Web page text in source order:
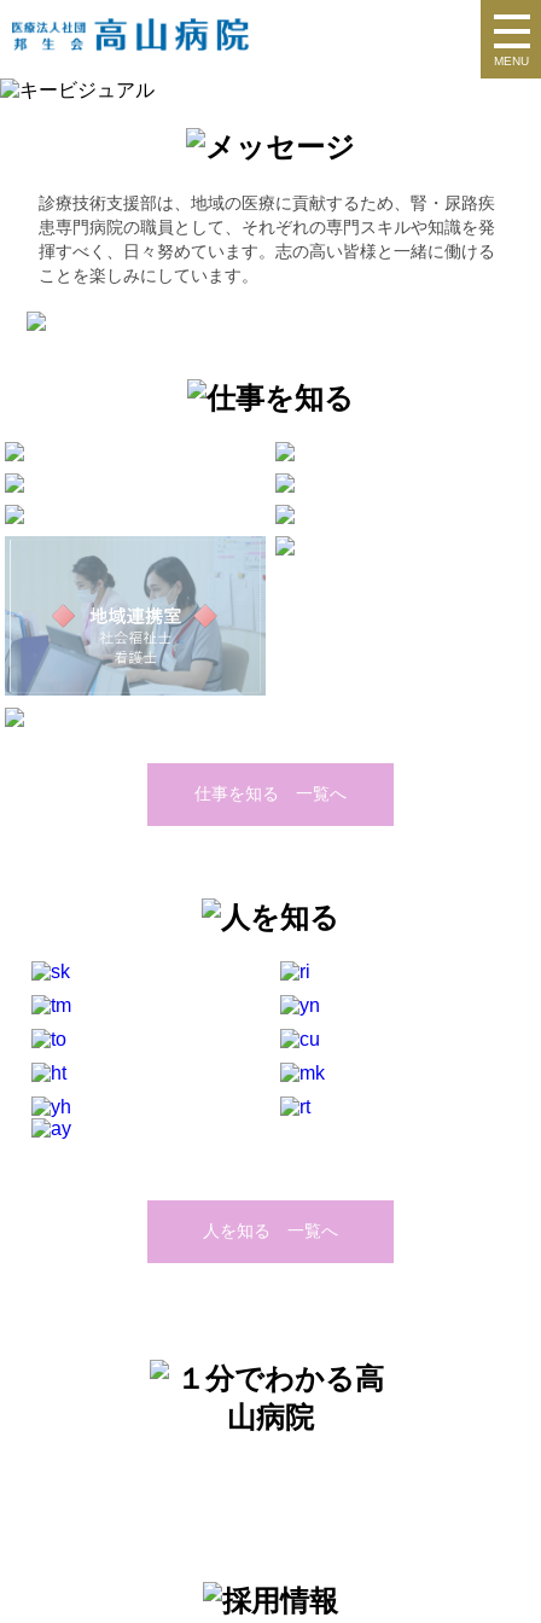
MENU
診療技術支援部は、地域の医療に貢献するため、腎・尿路疾
患専門病院の職員として、それぞれの専門スキルや知識を発
揮すべく、日々努めています。志の高い皆様と一緒に働ける
ことを楽しみにしています。
仕事を知る 一覧へ
人を知る 一覧へ